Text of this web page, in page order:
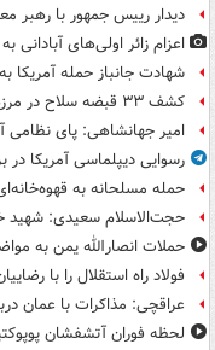
دیدار رییس جمهور با رهبر
اعزام زائر اولی‌های آبادانی
شهادت جانباز حمله آمریکا
کشف ۳۳ قبضه سلاح در مرزهای آذربایجان غربی
امیر جهانشاهی: پای نظامی
رسوایی دیپلماسی آمریکا در
حمله مسلحانه به قهوه‌خانه‌ای در
حجت‌الاسلام سعیدی: شهید
حملات انصارالله یمن به
فولاد راه استقلال را با
عراقچی: مذاکرات با عمان
لحظه فوران آتشفشان